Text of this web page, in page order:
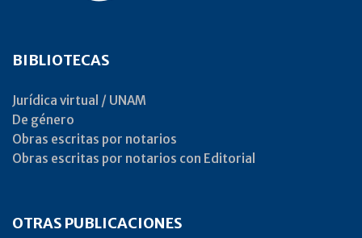
BIBLIOTECAS
Jurídica virtual / UNAM
De género
Obras escritas por notarios
Obras escritas por notarios con Editorial
OTRAS PUBLICACIONES